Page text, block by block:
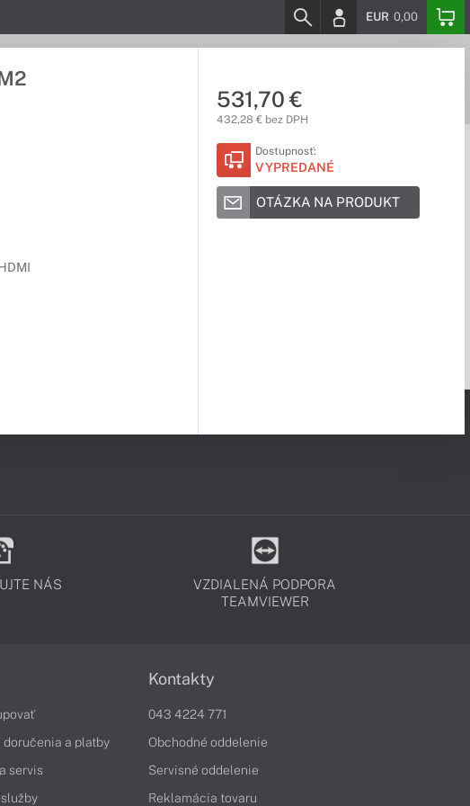
EUR 0,00
531,70 €
432,28 € bez DPH
Dostupnosť:
VYPREDANÉ
OTÁZKA NA PRODUKT
NÁS
VZDIALENÁ PODPORA
TEAMVIEWER
doručenia a platby
servis
Kontakty
043 4224 771
Obchodné oddelenie
Servisné oddelenie
Reklamácia tovaru